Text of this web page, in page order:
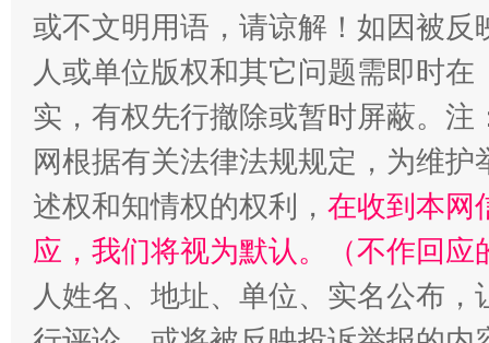
或不文明用语，请谅解！如因被
人或单位版权和其它问题需即时在
实，有权先行撤除或暂时屏蔽。
网根据有关法律法规规定，为维
述权和知情权的权利， 在收到本网
应，我们将视为默认。（不作回应
人姓名、地址、单位、实名公布